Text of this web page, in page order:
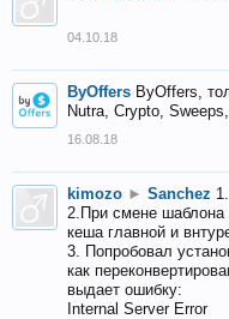
04.10.18
ByOffers ByOffers,
Nutra, Crypto,
16.08.18
kimozo ► Sanchez
2.При смене
кеша главной и
3. Попробовал
как
выдает ошибку:
Internal Server Error